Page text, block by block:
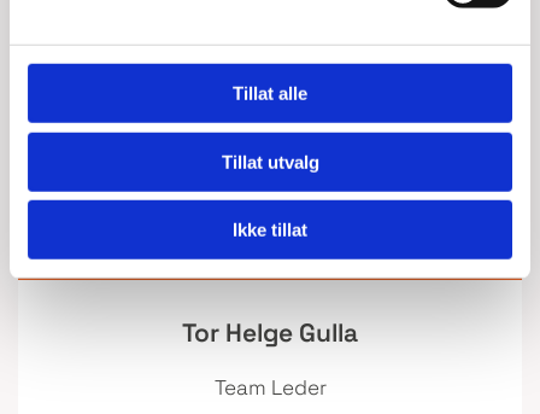
Tillat alle
Tillat utvalg
Ikke tillat
Tor Helge Gulla
Team Leder